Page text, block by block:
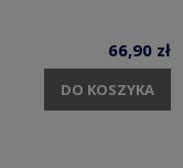
66,90 zł
DO KOSZYKA